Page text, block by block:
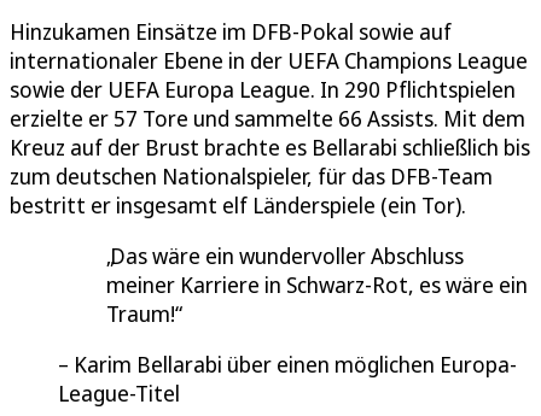
Hinzukamen Einsätze im DFB-Pokal sowie auf
internationaler Ebene in der UEFA Champions League
sowie der UEFA Europa League. In 290 Pflichtspielen
erzielte er 57 Tore und sammelte 66 Assists. Mit dem
Kreuz auf der Brust brachte es Bellarabi schließlich bis
zum deutschen Nationalspieler, für das DFB-Team
bestritt er insgesamt elf Länderspiele (ein Tor).
Das wäre ein wundervoller Abschluss
meiner Karriere in Schwarz-Rot, es wäre ein
Traum!
Karim Bellarabi über einen möglichen Europa-
League-Titel